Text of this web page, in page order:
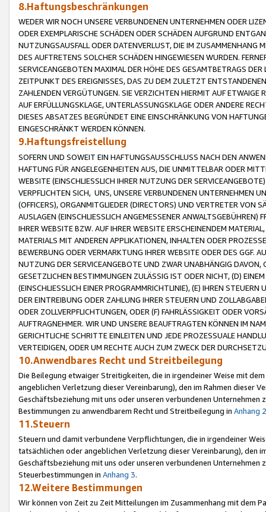
8.Haftungsbeschränkungen
WEDER WIR NOCH UNSERE VERBUNDENEN UNTERNEHMEN ODER
ODER EXEMPLARISCHE SCHÄDEN ODER SCHÄDEN AUFGRUND
NUTZUNGSAUSFALL ODER DATENVERLUST, DIE IM ZUSAMMENHANG
DES AUFTRETENS SOLCHER SCHÄDEN HINGEWIESEN WURDEN.
SERVICEANGEBOTEN MAXIMAL DER HÖHE DES GESAMTBETRAGS
ZEITPUNKT DES EREIGNISSES, DAS ZU DEM ZULETZT
ZAHLENDEN VERGÜTUNGEN. SIE VERZICHTEN HIERMIT AUF
AUF ERFÜLLUNGSKLAGE, UNTERLASSUNGSKLAGE ODER ANDERE
DIESES ABSATZES BEGRÜNDET EINE EINSCHRÄNKUNG VON
EINGESCHRÄNKT WERDEN KÖNNEN.
9.Haftungsfreistellung
SOFERN UND SOWEIT EIN HAFTUNGSAUSSCHLUSS NACH DEN
HAFTUNG FÜR ANGELEGENHEITEN AUS, DIE UNMITTELBAR ODER
WEBSITE (EINSCHLIESSLICH IHRER NUTZUNG DER
VERPFLICHTEN SICH, UNS, UNSERE VERBUNDENEN UNTERNEHMEN
(OFFICERS), ORGANMITGLIEDER (DIRECTORS) UND VERTRETER VON
AUSLAGEN (EINSCHLIESSLICH ANGEMESSENER
IHRER WEBSITE BZW. AUF IHRER WEBSITE ERSCHEINENDEM
MATERIALS MIT ANDEREN APPLIKATIONEN, INHALTEN ODER
BEWERBUNG ODER VERMARKTUNG IHRER WEBSITE ODER DES GGF.
NUTZUNG DER SERVICEANGEBOTE UND ZWAR UNABHÄNGIG
GESETZLICHEN BESTIMMUNGEN ZULÄSSIG IST ODER NICHT, (D)
(EINSCHLIESSLICH EINER PROGRAMMRICHTLINIE), (E) IHREN
DER EINTREIBUNG ODER ZAHLUNG IHRER STEUERN UND
ODER ZOLLVERPFLICHTUNGEN, ODER (F) FAHRLÄSSIGKEIT ODER
AUFTRAGNEHMER. WIR UND UNSERE BEAUFTRAGTEN KÖNNEN IM
GERICHTLICHE SCHRITTE EINLEITEN UND JEDE PROZESSUALE
VERTEIDIGEN, ODER UM RECHTE AUCH ZUM ZWECK DER
10.Anwendbares Recht und Streitbeilegung
Die Beilegung etwaiger Streitigkeiten, die in irgendeiner Weise mit
angeblichen Verletzung dieser Vereinbarung), den im Rahmen dieser
Geschäftsbeziehung mit uns oder unseren verbundenen
Bestimmungen zu anwendbarem Recht und Streitbeilegung in Anhang 2
11.Steuern
Steuern und damit verbundene Verpflichtungen, die in irgendeiner
tatsächlichen oder angeblichen Verletzung dieser Vereinbarung), den
Geschäftsbeziehung mit uns oder unseren verbundenen
Steuerbestimmungen in Anhang 3.
12.Weitere Bestimmungen
Wir können von Zeit zu Zeit Mitteilungen im Zusammenhang mit dem